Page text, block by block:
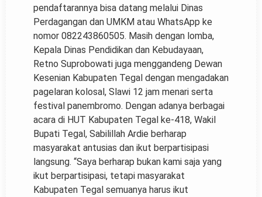
pendaftarannya bisa datang melalui Dinas
Perdagangan dan UMKM atau WhatsApp ke
nomor 082243860505. Masih dengan lomba,
Kepala Dinas Pendidikan dan Kebudayaan,
Retno Suprobowati juga menggandeng Dewan
Kesenian Kabupaten Tegal dengan mengadakan
pagelaran kolosal, Slawi 12 jam menari serta
festival panembromo. Dengan adanya berbagai
acara di HUT Kabupaten Tegal ke-418, Wakil
Bupati Tegal, Sabilillah Ardie berharap
masyarakat antusias dan ikut berpartisipasi
langsung. “Saya berharap bukan kami saja yang
ikut berpartisipasi, tetapi masyarakat
Kabupaten Tegal semuanya harus ikut